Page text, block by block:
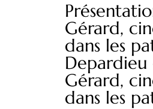
Gérard,
dans les
Gérard,
dans les